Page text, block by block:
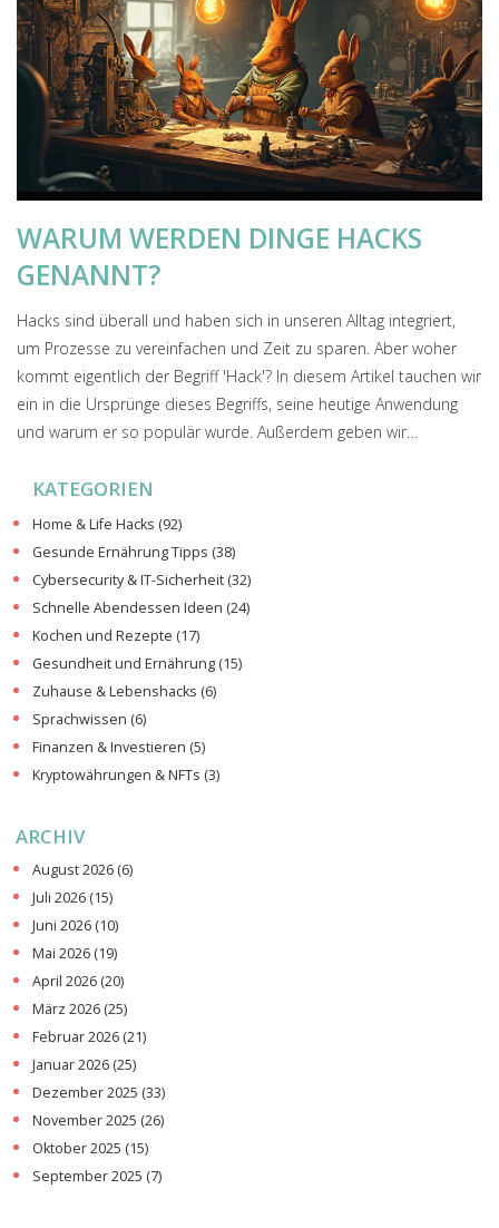
WARUM WERDEN DINGE HACKS
GENANNT?
Hacks sind überall und haben sich in unseren Alltag integriert,
um Prozesse zu vereinfachen und Zeit zu sparen. Aber woher
kommt eigentlich der Begriff 'Hack'? In diesem Artikel tauchen wir
ein in die Ursprünge dieses Begriffs, seine heutige Anwendung
und warum er so populär wurde. Außerdem geben wir
Leben einfacher machen können. Lassen Sie uns gemeinsam
herausfinden, was einen Hack zu einem Hack macht und wie Sie
den Nutzen maximieren können.
KATEGORIEN
Home & Life Hacks (92)
Gesunde Ernährung Tipps (38)
Cybersecurity & IT-Sicherheit (32)
Schnelle Abendessen Ideen (24)
Kochen und Rezepte (17)
Gesundheit und Ernährung (15)
Zuhause & Lebenshacks (6)
Sprachwissen (6)
Finanzen & Investieren (5)
Kryptowährungen & NFTs (3)
ARCHIV
August 2026 (6)
Juli 2026 (15)
Juni 2026 (10)
Mai 2026 (19)
April 2026 (20)
März 2026 (25)
Februar 2026 (21)
Januar 2026 (25)
Dezember 2025 (33)
November 2025 (26)
Oktober 2025 (15)
September 2025 (7)